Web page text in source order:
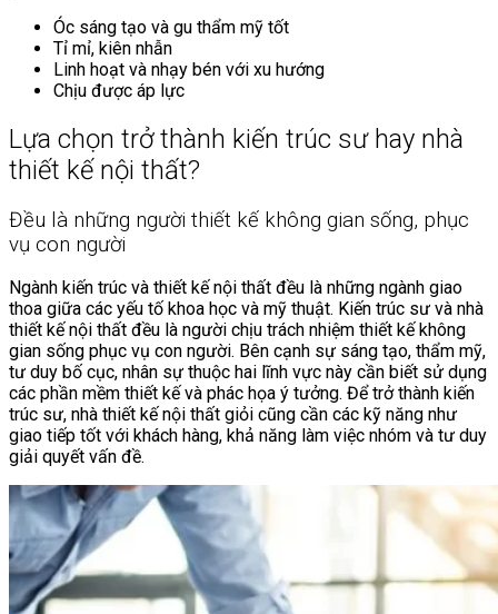
Óc sáng tạo và gu thẩm mỹ tốt
Tỉ mỉ, kiên nhẫn
Linh hoạt và nhạy bén với xu hướng
Chịu được áp lực
Lựa chọn trở thành kiến trúc sư hay nhà
thiết kế nội thất?
Đều là những người thiết kế không gian sống, phục
vụ con người
Ngành kiến trúc và thiết kế nội thất đều là những ngành giao
thoa giữa các yếu tố khoa học và mỹ thuật. Kiến trúc sư và nhà
thiết kế nội thất đều là người chịu trách nhiệm thiết kế không
gian sống phục vụ con người. Bên cạnh sự sáng tạo, thẩm mỹ,
tư duy bố cục, nhân sự thuộc hai lĩnh vực này cần biết sử dụng
các phần mềm thiết kế và phác họa ý tưởng. Để trở thành kiến
trúc sư, nhà thiết kế nội thất giỏi cũng cần các kỹ năng như
giao tiếp tốt với khách hàng, khả năng làm việc nhóm và tư duy
giải quyết vấn đề.